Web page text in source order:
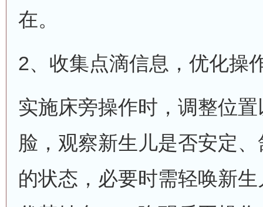
在。
2、收集点滴信息，优化操
实施床旁操作时，调整位
脸，观察新生儿是否安定
的状态，必要时需轻唤新